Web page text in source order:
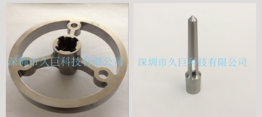
展，共创未来！ 公司成立以来坚守“客户至
上，诚信经营”的核心理念，本着“诚信做
人，完美做事，追求卓越”的服务信念， 以
雄厚的技术实力，良好的口碑信誉，周到快
捷的服务和售前售后全方位的技术支持，用
我们的真诚和汗水，以求发展，共创未来！